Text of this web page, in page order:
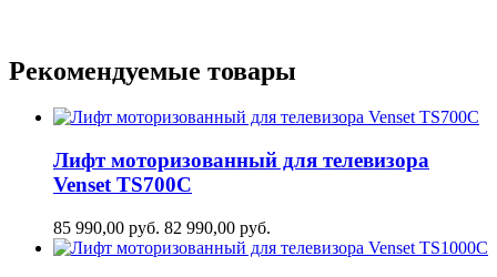
Рекомендуемые товары
Лифт моторизованный для телевизора
Venset TS700С
85 990,00 руб. 82 990,00 руб.